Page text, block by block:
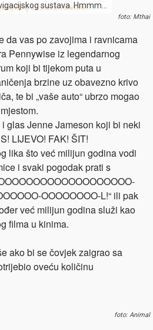
sustava. Hmmm…
foto: Mthai
da vas po zavojima i ravnicama
Pennywise iz legendarnog
koji bi tijekom puta u
brzine uz obavezno krivo
te bi „vaše auto“ ubrzo mogao
glas Jenne Jameson koji bi neki
LIJEVO! FAK! ŠIT!
lika što već milijun godina vodi
i svaki pogodak prati s
OOOOOOOO-L!“ ili pak
već milijun godina služi kao
filma u kinima.
ako bi se čovjek zaigrao sa
oveću količinu
foto: Animal